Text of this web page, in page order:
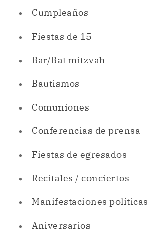
Cumpleaños
Fiestas de 15
Bar/Bat mitzvah
Bautismos
Comuniones
Conferencias de prensa
Fiestas de egresados
Recitales / conciertos
Manifestaciones políticas
Aniversarios